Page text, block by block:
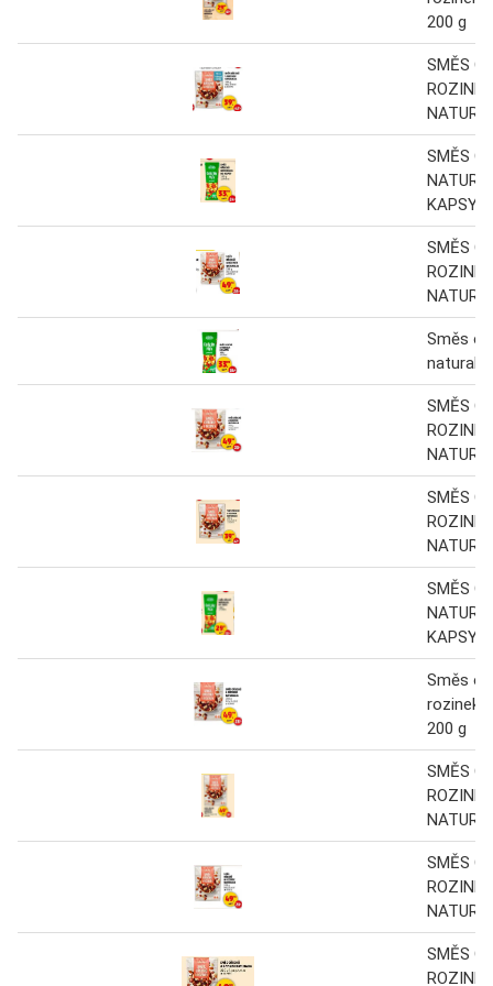
200 g
SMĚS
ROZINEK
SMĚS
KAPSY,
SMĚS
ROZINEK
Směs
naturalia
SMĚS
ROZINEK
SMĚS
ROZINEK
SMĚS
KAPSY,
Směs
rozinek
200 g
SMĚS
ROZINEK
SMĚS
ROZINEK
SMĚS
ROZINEK